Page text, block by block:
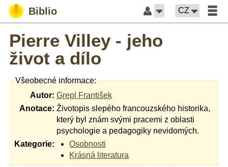
Biblio CZ
Pierre Villey - jeho
život a dílo
Všeobecné informace:
Autor: Grepl František
Anotace: Životopis slepého francouzského historika,
který byl znám svými pracemi z oblasti
psychologie a pedagogiky nevidomých.
Kategorie:
Osobnosti
Krásná literatura